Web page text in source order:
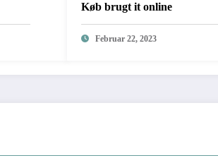
Køb brugt it online
Februar 22, 2023